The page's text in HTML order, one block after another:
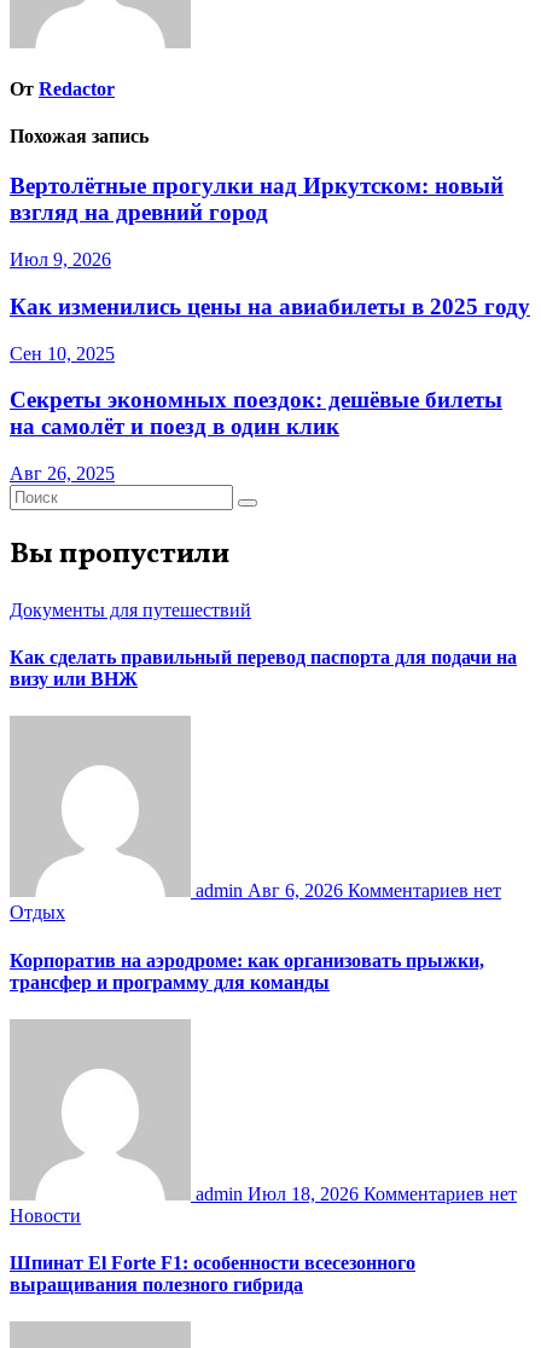
От Redactor
Похожая запись
Вертолётные прогулки над Иркутском: новый
взгляд на древний город
Июл 9, 2026
Как изменились цены на авиабилеты в 2025 году
Сен 10, 2025
Секреты экономных поездок: дешёвые билеты
на самолёт и поезд в один клик
Авг 26, 2025
Вы пропустили
Документы для путешествий
Как сделать правильный перевод паспорта для подачи на
визу или ВНЖ
admin Авг 6, 2026 Комментариев нет
Отдых
Корпоратив на аэродроме: как организовать прыжки,
трансфер и программу для команды
admin Июл 18, 2026 Комментариев нет
Новости
Шпинат El Forte F1: особенности всесезонного
выращивания полезного гибрида